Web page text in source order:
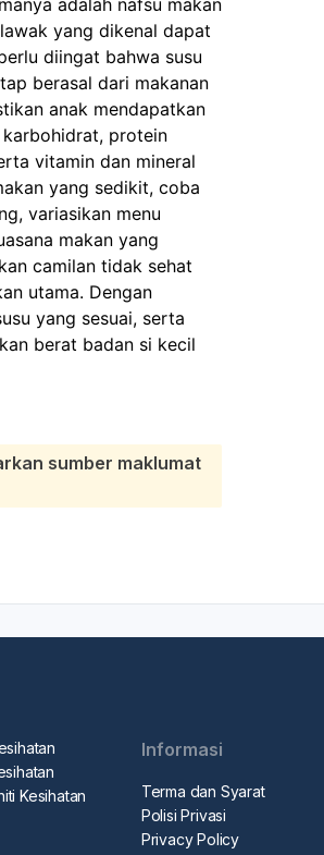
yang dikenal dapat
diingat bahwa susu
berasal dari makanan
anak mendapatkan
protein
vitamin dan mineral
yang sedikit, coba
variasikan menu
makan yang
camilan tidak sehat
utama. Dengan
yang sesuai, serta
berat badan si kecil
sumber maklumat
Kesihatan
Informasi
Terma dan Syarat
Polisi Privasi
Privacy Policy